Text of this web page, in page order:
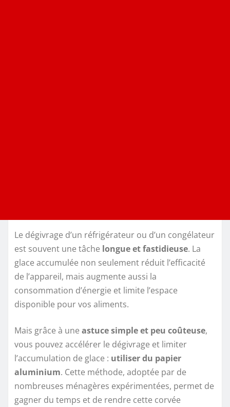
Le dégivrage d’un réfrigérateur ou d’un congélateur
est souvent une tâche longue et fastidieuse. La
glace accumulée non seulement réduit l’efficacité
de l’appareil, mais augmente aussi la
consommation d’énergie et limite l’espace
disponible pour vos aliments.
Mais grâce à une astuce simple et peu coûteuse,
vous pouvez accélérer le dégivrage et limiter
l’accumulation de glace : utiliser du papier
aluminium. Cette méthode, adoptée par de
nombreuses ménagères expérimentées, permet de
gagner du temps et de rendre cette corvée